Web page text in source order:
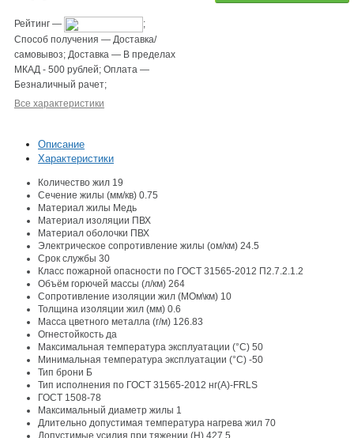
Рейтинг —
;
Способ получения — Доставка/
самовывоз; Доставка — В пределах
МКАД - 500 рублей; Оплата —
Безналичный рачет;
Все характеристики
Описание
Характеристики
Количество жил 19
Сечение жилы (мм/кв) 0.75
Материал жилы Медь
Материал изоляции ПВХ
Материал оболочки ПВХ
Электрическое сопротивление жилы (ом/км) 24.5
Срок службы 30
Класс пожарной опасности по ГОСТ 31565-2012 П2.7.2.1.2
Объём горючей массы (л/км) 264
Сопротивление изоляции жил (МОм\км) 10
Толщина изоляции жил (мм) 0.6
Масса цветного металла (г/м) 126.83
Огнестойкость да
Максимальная температура эксплуатации (°С) 50
Минимальная температура эксплуатации (°С) -50
Тип брони Б
Тип исполнения по ГОСТ 31565-2012 нг(A)-FRLS
ГОСТ 1508-78
Максимальный диаметр жилы 1
Длительно допустимая температура нагрева жил 70
Допустимые усилия при тяжении (Н) 427.5